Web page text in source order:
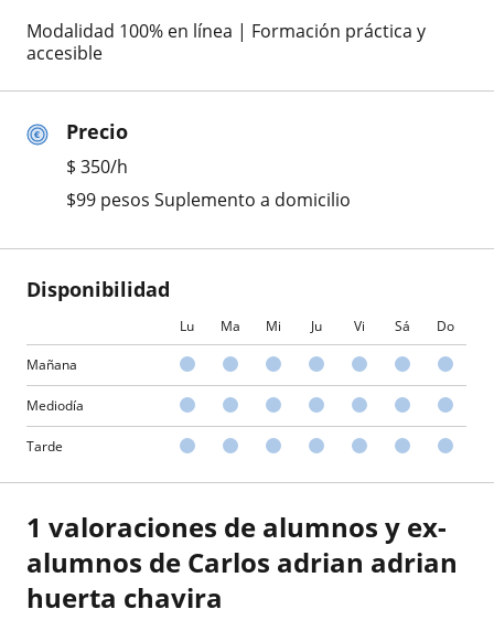
Precio
$ 350/h
$99 pesos Suplemento a domicilio
Disponibilidad
Lu Ma Mi Ju Vi Sá Do
Mañana
Mediodía
Tarde
Modalidad 100% en línea | Formación práctica y
accesible
1 valoraciones de alumnos y ex-
alumnos de Carlos adrian adrian
huerta chavira